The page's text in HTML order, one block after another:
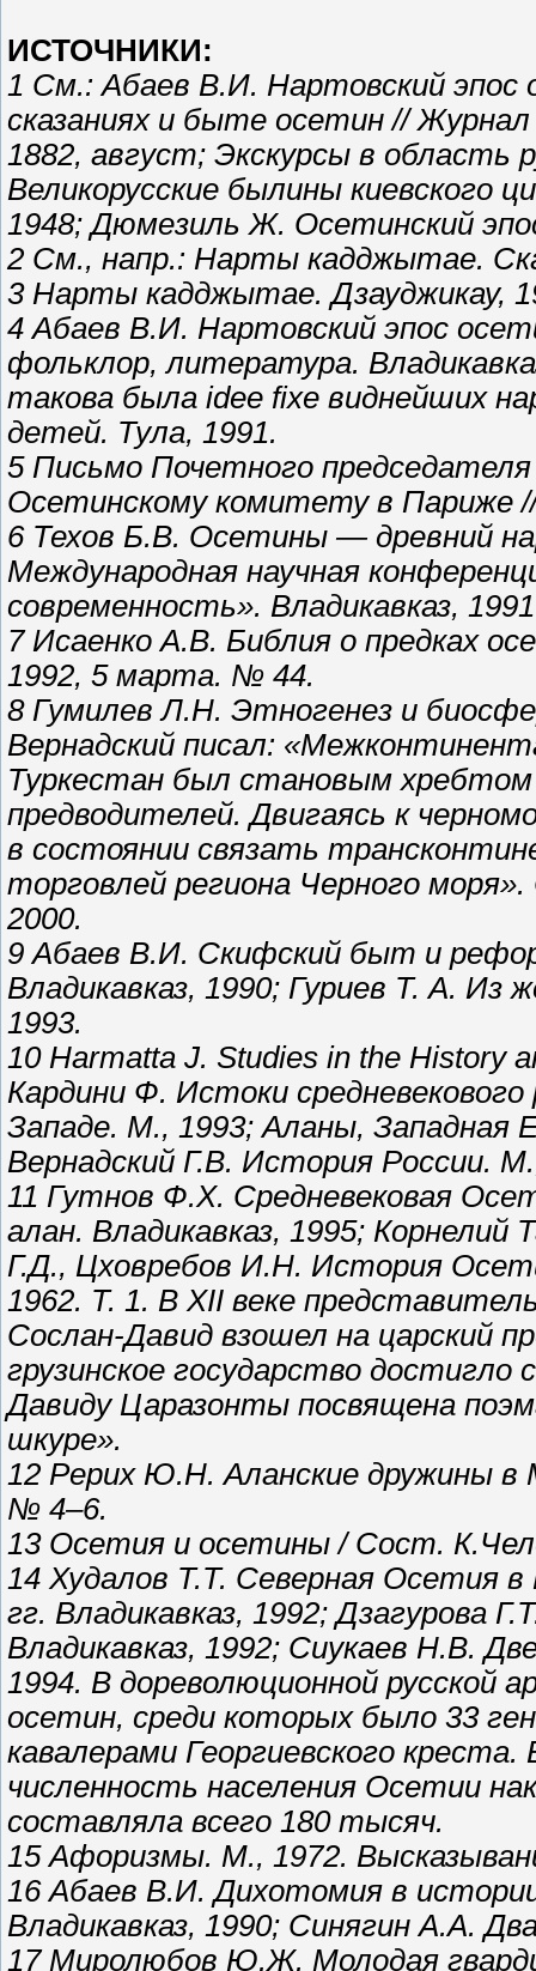
ИСТОЧНИКИ:
1 См.: Абаев В.И. Нартовский
сказаниях и быте осетин //
1882, август; Экскурсы в область
Великорусские былины киевского
1948; Дюмезиль Ж. Осетинский
2 См., напр.: Нарты кадджытае.
3 Нарты кадджытае. Дзауджикау,
4 Абаев В.И. Нартовский эпос
фольклор, литература.
такова была idee fixe виднейших
детей. Тула, 1991.
5 Письмо Почетного
Осетинскому комитету в Париже
6 Техов Б.В. Осетины — древний
Международная научная
современность». Владикавказ,
7 Исаенко А.В. Библия о предках
1992, 5 марта. № 44.
8 Гумилев Л.Н. Этногенез и
Вернадский писал:
Туркестан был становым хребтом
предводителей. Двигаясь к
в состоянии связать
торговлей региона Черного
2000.
9 Абаев В.И. Скифский быт и
Владикавказ, 1990; Гуриев Т. А.
1993.
10 Harmatta J. Studies in the History
Кардини Ф. Истоки
Западе. М., 1993; Аланы, Западная
Вернадский Г.В. История России.
11 Гутнов Ф.Х. Средневековая
алан. Владикавказ, 1995;
Г.Д., Цховребов И.Н. История
1962. Т. 1. В XII веке
Сослан-Давид взошел на царский
грузинское государство
Давиду Царазонты посвящена
шкуре».
12 Рерих Ю.Н. Аланские дружины в
№ 4–6.
13 Осетия и осетины / Сост.
14 Худалов Т.Т. Северная Осетия
гг. Владикавказ, 1992; Дзагурова
Владикавказ, 1992; Сиукаев Н.В.
1994. В дореволюционной русской
осетин, среди которых было 33
кавалерами Георгиевского
численность населения Осетии
составляла всего 180 тысяч.
15 Афоризмы. М., 1972.
16 Абаев В.И. Дихотомия в
Владикавказ, 1990; Синягин А.А.
17 Миролюбов Ю.Ж. Молодая